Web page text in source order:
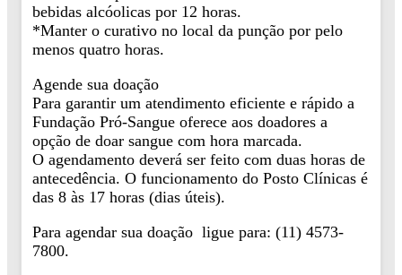
bebidas alcóolicas por 12 horas.
*Manter o curativo no local da punção por pelo
menos quatro horas.
Agende sua doação
Para garantir um atendimento eficiente e rápido a
Fundação Pró-Sangue oferece aos doadores a
opção de doar sangue com hora marcada.
O agendamento deverá ser feito com duas horas de
antecedência. O funcionamento do Posto Clínicas é
das 8 às 17 horas (dias úteis).
Para agendar sua doação ligue para: (11) 4573-
7800.